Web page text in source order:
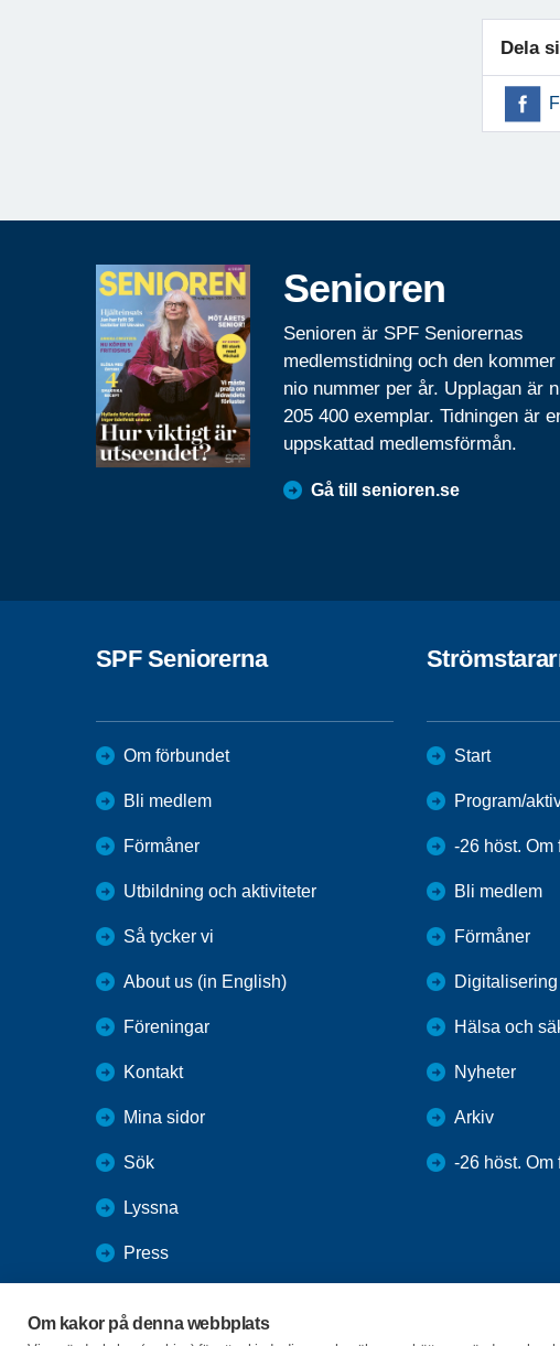
Om kakor på denna webbplats
Dela
Senioren
Senioren är SPF Seniorernas
medlemstidning och den
nio nummer per år. Upplagan är
205 400 exemplar. Tidningen är
uppskattad medlemsförmån.
Gå till senioren.se
SPF Seniorerna
Om förbundet
Bli medlem
Förmåner
Utbildning och aktiviteter
Så tycker vi
About us (in English)
Föreningar
Kontakt
Mina sidor
Sök
Lyssna
Press
Start
Program/
-26 höst. Om
Bli medlem
Förmåner
Digitalisering
Hälsa och
Nyheter
Arkiv
-26 höst. Om